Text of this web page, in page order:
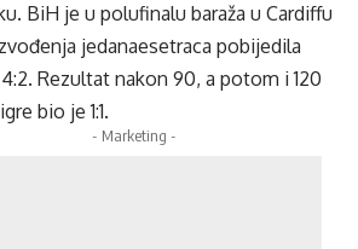
BiH je u polufinalu baraža u Cardiffu
jedanaesetraca pobijedila
Rezultat nakon 90, a potom i 120
bio je 1:1.
- Marketing -